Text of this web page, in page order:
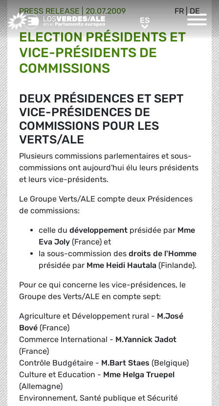
Greens/EFA Home ESES
FR DE
PRESS RELEASE | 20.07.2009
ELECTION PRÉSIDENTS ET
VICE-PRÉSIDENTS DE
COMMISSIONS
DEUX PRÉSIDENCES ET SEPT
VICE-PRÉSIDENCES DE
COMMISSIONS POUR LES
VERTS/ALE
Plusieurs commissions parlementaires et sous-
commissions ont aujourd'hui élu leurs présidents
et leurs vice-présidents.
Le Groupe Verts/ALE compte deux Présidences
de commissions:
celle du développement présidée par Mme
Eva Joly (France) et
la sous-commission des droits de l'Homme
présidée par Mme Heidi Hautala (Finlande).
Pour ce qui concerne les vice-présidences, le
Groupe des Verts/ALE en compte sept:
Agriculture et Développement rural - M.José
Bové (France)
Commerce International - M.Yannick Jadot
(France)
Contrôle Budgétaire - M.Bart Staes (Belgique)
Culture et Education - Mme Helga Truepel
(Allemagne)
Environnement, Santé publique et Sécurité